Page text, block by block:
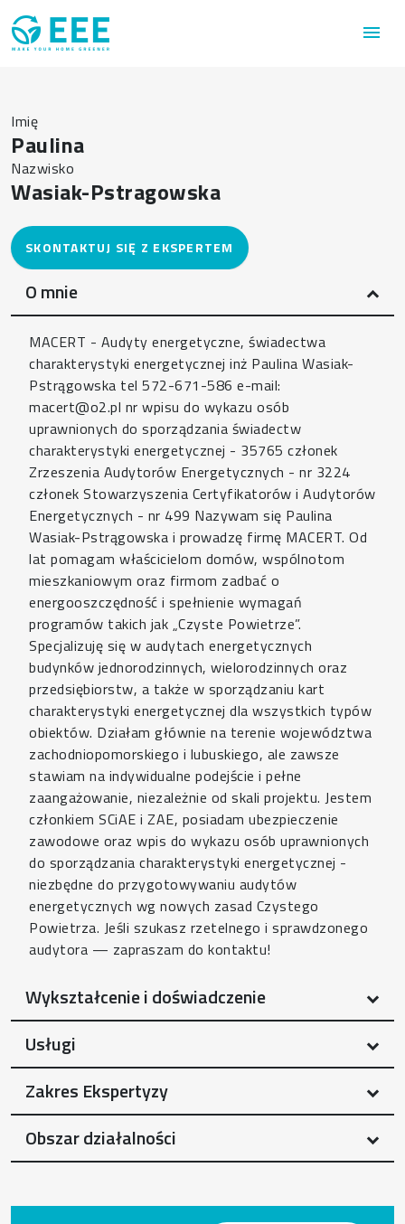
Przejdź do treści
menu
Imię
Paulina
Nazwisko
Wasiak-Pstragowska
O mnie
MACERT - Audyty energetyczne, świadectwa
charakterystyki energetycznej inż Paulina Wasiak-
Pstrągowska tel 572-671-586 e-mail:
macert@o2.pl nr wpisu do wykazu osób
uprawnionych do sporządzania świadectw
charakterystyki energetycznej - 35765 członek
Zrzeszenia Audytorów Energetycznych - nr 3224
członek Stowarzyszenia Certyfikatorów i Audytorów
Energetycznych - nr 499 Nazywam się Paulina
Wasiak-Pstrągowska i prowadzę firmę MACERT. Od
lat pomagam właścicielom domów, wspólnotom
mieszkaniowym oraz firmom zadbać o
energooszczędność i spełnienie wymagań
programów takich jak „Czyste Powietrze”.
Specjalizuję się w audytach energetycznych
budynków jednorodzinnych, wielorodzinnych oraz
przedsiębiorstw, a także w sporządzaniu kart
charakterystyki energetycznej dla wszystkich typów
obiektów. Działam głównie na terenie województwa
zachodniopomorskiego i lubuskiego, ale zawsze
stawiam na indywidualne podejście i pełne
zaangażowanie, niezależnie od skali projektu. Jestem
członkiem SCiAE i ZAE, posiadam ubezpieczenie
zawodowe oraz wpis do wykazu osób uprawnionych
do sporządzania charakterystyki energetycznej -
niezbędne do przygotowywaniu audytów
energetycznych wg nowych zasad Czystego
Powietrza. Jeśli szukasz rzetelnego i sprawdzonego
audytora — zapraszam do kontaktu!
Wykształcenie i doświadczenie
Usługi
Zakres Ekspertyzy
Obszar działalności